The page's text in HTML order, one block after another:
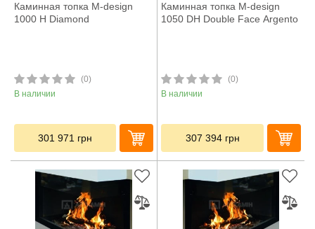
Каминная топка M-design
1000 H Diamond
(0)
В наличии
301 971 грн
Каминная топка M-design
1050 DH Double Face Argento
(0)
В наличии
307 394 грн